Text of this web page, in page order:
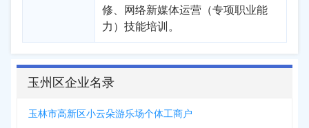
修、网络新媒体运营（专项职业能
力）技能培训。
玉州区企业名录
玉林市高新区小云朵游乐场个体工商户